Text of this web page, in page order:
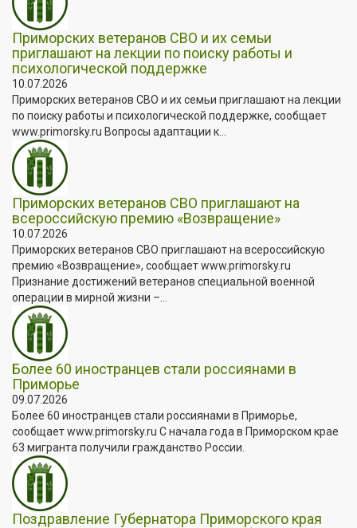
Приморских ветеранов СВО и их семьи
приглашают на лекции по поиску работы и
психологической поддержке
10.07.2026
Приморских ветеранов СВО и их семьи приглашают на лекции
по поиску работы и психологической поддержке, сообщает
www.primorsky.ru Вопросы адаптации к...
Приморских ветеранов СВО приглашают на
всероссийскую премию «Возвращение»
10.07.2026
Приморских ветеранов СВО приглашают на всероссийскую
премию «Возвращение», сообщает www.primorsky.ru
Признание достижений ветеранов специальной военной
операции в мирной жизни –...
Более 60 иностранцев стали россиянами в
Приморье
09.07.2026
Более 60 иностранцев стали россиянами в Приморье,
сообщает www.primorsky.ru С начала года в Приморском крае
63 мигранта получили гражданство России.
Поздравление Губернатора Приморского края